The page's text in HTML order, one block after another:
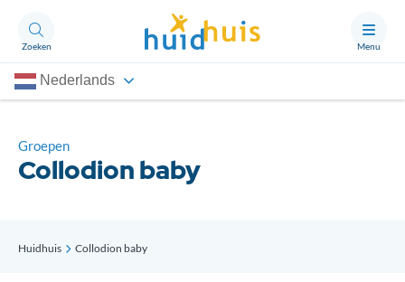
Zoeken Menu
Nederlands
Thema’s
Artikelen
Groepen
Collodion baby
Huidhuis Collodion baby